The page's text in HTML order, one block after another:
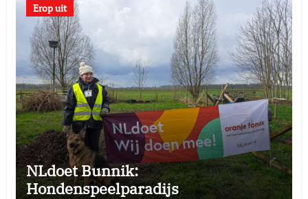
Erop uit
NLdoet Bunnik:
Hondenspeelparadijs